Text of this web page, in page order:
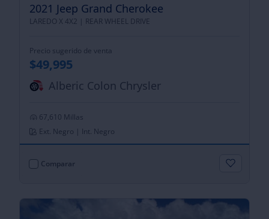
2021 Jeep Grand Cherokee
LAREDO X 4X2 | REAR WHEEL DRIVE
Precio sugerido de venta
$49,995
Alberic Colon Chrysler
67,610 Millas
Ext. Negro | Int. Negro
Comparar